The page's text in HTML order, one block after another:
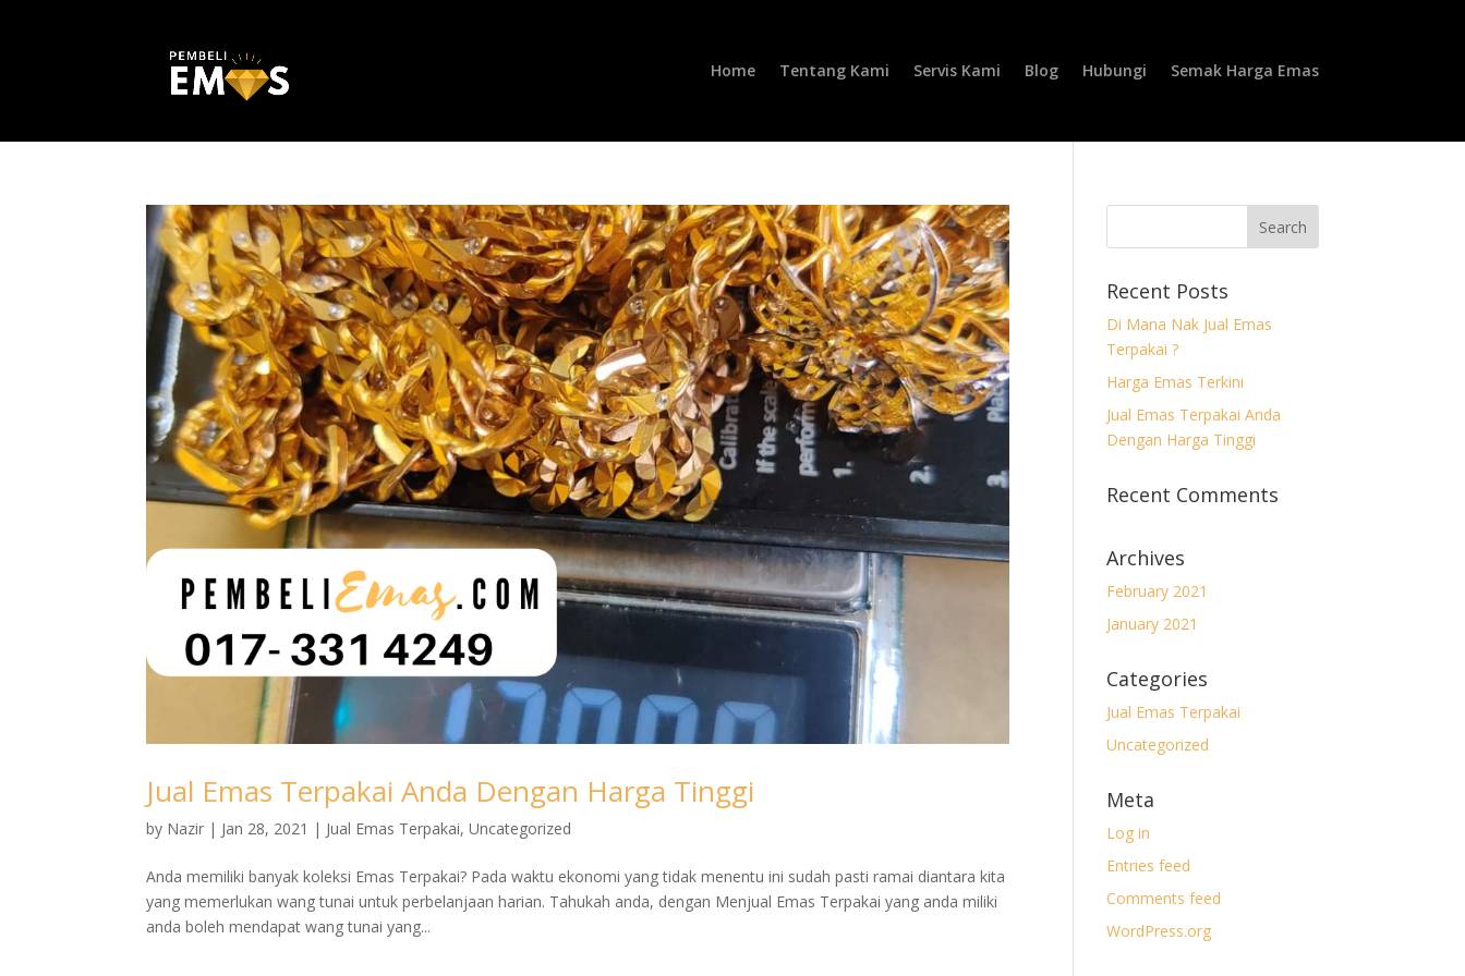
Home Tentang Kami Servis Kami Blog Hubungi Semak Harga Emas
Jual Emas Terpakai Anda Dengan Harga Tinggi
by Nazir | Jan 28, 2021 | Jual Emas Terpakai,Uncategorized
Anda memiliki banyak koleksi Emas Terpakai? Pada waktu ekonomi yang tidak menentu ini sudah pasti ramai diantara kita
yang memerlukan wang tunai untuk perbelanjaan harian. Tahukah anda, dengan Menjual Emas Terpakai yang anda miliki
anda boleh mendapat wang tunai yang...
Recent Posts
Di Mana Nak Jual Emas
Terpakai ?
Harga Emas Terkini
Jual Emas Terpakai Anda
Dengan Harga Tinggi
Recent Comments
Archives
February 2021
January 2021
Categories
Jual Emas Terpakai
Uncategorized
Meta
Log in
Entries feed
Comments feed
WordPress.org